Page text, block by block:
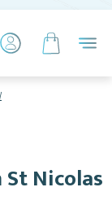
St Nicolas